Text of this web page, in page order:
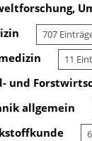
707
11
und
allgemein